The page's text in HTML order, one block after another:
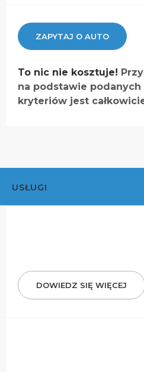
ZAPYTAJ O AUTO
To nic nie kosztuje!
na podstawie
kryteriów jest
USŁUGI
DOWIEDZ SIĘ WIĘCEJ